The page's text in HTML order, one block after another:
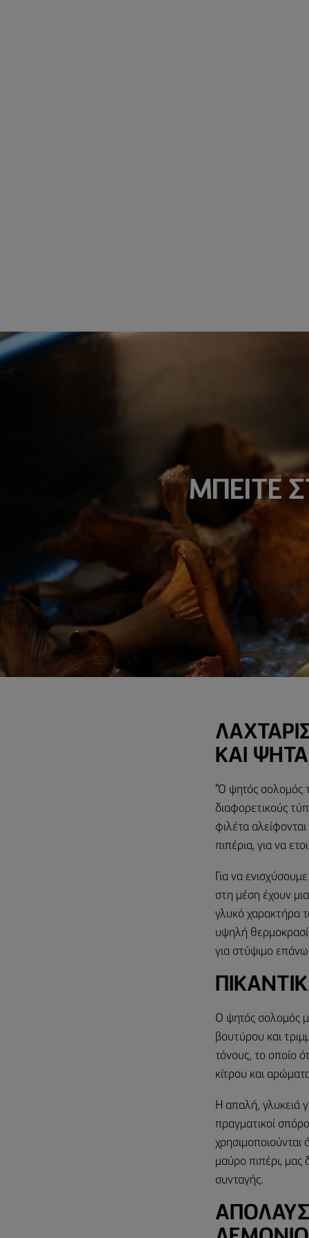
ΜΠΕΙΤΕ
ΚΑΙ
"Ο ψητός σολομός
διαφορετικούς
φιλέτα
πιπέρια, για να
Για να
στη μέση έχουν
γλυκό χαρακτήρα
υψηλή
για στύψιμο
Ο ψητός σολομός
βουτύρου και
τόνους, το οποίο
κίτρου και
Η απαλή, γλυκειά
πραγματικοί
μαύρο πιπέρι,
συνταγής.